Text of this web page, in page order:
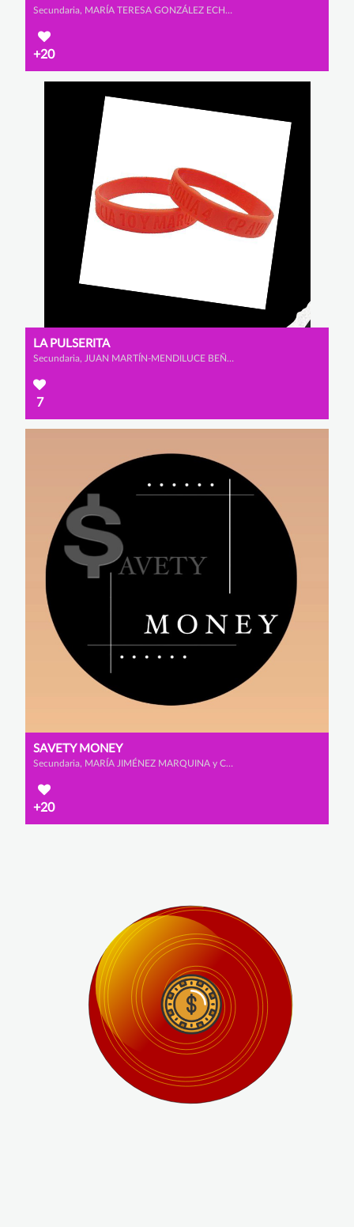
Secundaria, MARÍA TERESA GONZÁLEZ ECHEVERRÍA-TORRES, MARÍA MARTÍNEZ VILLAR y MARIO VAZQUEZ SIMÓN
+20
LA PULSERITA
Secundaria, JUAN MARTÍN-MENDILUCE BEÑARÁN, LUIS RODRÍGUEZ DOPICO y ALEJANDRO PATÓN ALBARRACÍN
7
SAVETY MONEY
Secundaria, MARÍA JIMÉNEZ MARQUINA y CELIA MUÑOZ ROMERO
+20